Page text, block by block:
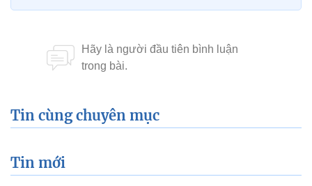
Tin cùng chuyên mục
Tin mới